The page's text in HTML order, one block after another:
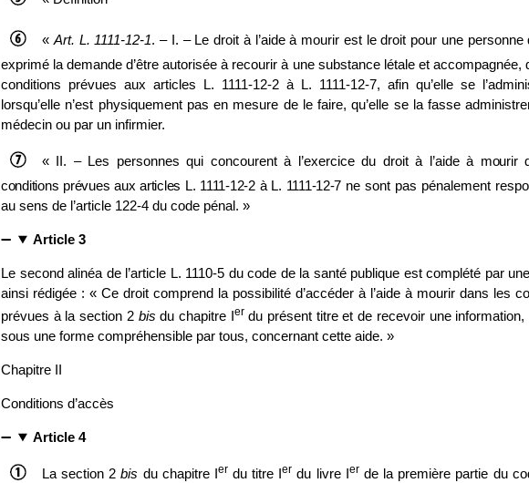
« Art. L. 1111‑12‑1. – I. – Le droit à l’aide à mourir est le droit pour une personne
exprimé la demande d’être autorisée à recourir à une substance létale et accompagnée,
conditions prévues aux articles L. 1111‑12‑2 à L. 1111‑12‑7, afin qu’elle se
lorsqu’elle n’est physiquement pas en mesure de le faire, qu’elle se la fasse
médecin ou par un infirmier.
« II. – Les personnes qui concourent à l’exercice du droit à l’aide à mourir
conditions prévues aux articles L. 1111‑12‑2 à L. 1111‑12‑7 nesont pas pénalement
au sens de l’article 122‑4 du code pénal. »
Article 3
Le second alinéa de l’article L. 1110‑5 du code de la santé publique est complété par
ainsi rédigée : « Ce droit comprend la possibilité d’accéder à l’aide à mourir dans les
prévues à la section 2 bis du chapitre Ier du présent titre et de recevoir une information,
sous une forme compréhensible par tous, concernant cette aide. »
Chapitre II
Conditions d’accès
Article 4
La section 2bis du chapitre Ier du titre Ier du livre Ier de la première partie du